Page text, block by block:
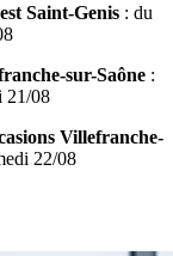
Saint-Genis : du
sur-Saône :
21/08
Villefranche-
22/08